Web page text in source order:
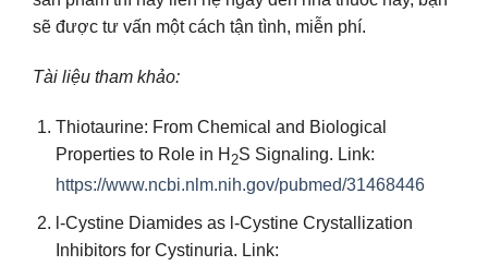
sẽ được tư vấn một cách tận tình, miễn phí.
Tài liệu tham khảo:
Thiotaurine: From Chemical and Biological
Properties to Role in H 2S Signaling. Link:
https://www.ncbi.nlm.nih.gov/pubmed/31468446
l-Cystine Diamides as l-Cystine Crystallization
Inhibitors for Cystinuria. Link: